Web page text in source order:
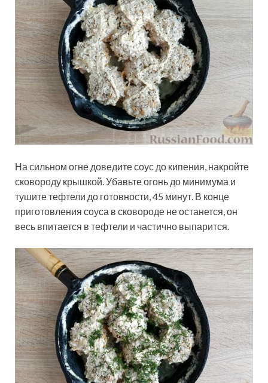
На сильном огне доведите соус до кипения, накройте
сковороду крышкой. Убавьте огонь до минимума и
тушите тефтели до готовности, 45 минут. В конце
приготовления соуса в сковороде не останется, он
весь впитается в тефтели и частично выпарится.